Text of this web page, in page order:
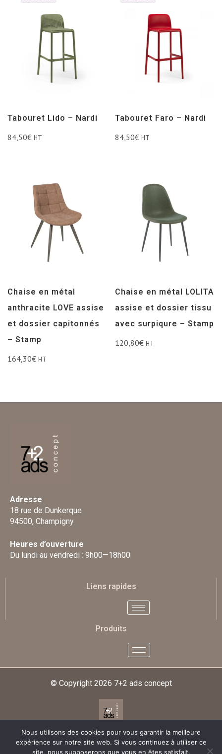
Tabouret Lido – Nardi
84,50€ HT
Tabouret Faro – Nardi
84,50€ HT
Chaise en métal
anthracite LOVE assise
et dossier capitonnés
– Stamp
164,30€ HT
Chaise en métal LOLITA
assise et dossier tissu
avec surpiqure – Stamp
120,80€ HT
Adresse
18 rue de Dunkerque
94500, Champigny
Heures d’ouverture
Du lundi au vendredi : 9h00—18h00
Liens rapides
Produits
© Copyright 2026 7+2 ads concept
Designed & Developed By
Nous utilisons des cookies pour vous garantir la meilleure
expérience sur notre site web. Si vous continuez à utiliser ce
site, nous supposerons que vous en êtes satisfait.